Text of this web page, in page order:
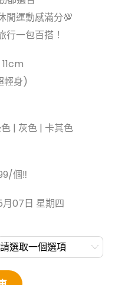
閒運動感滿分💯
行一包百搭！
輕身)
| 灰色 | 卡其色
個‼️
07日 星期四